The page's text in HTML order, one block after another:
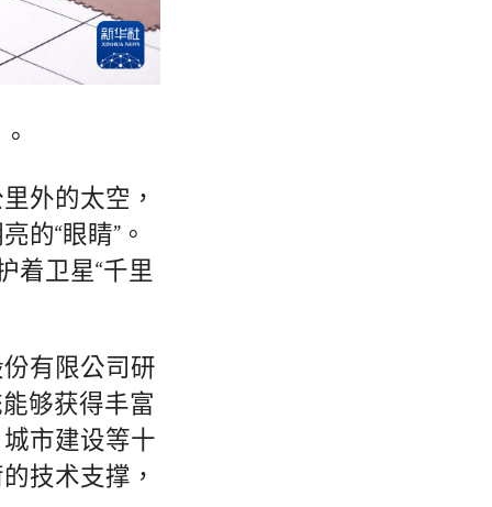
外的太空，
的“眼睛”。
着卫星“千里
有限公司研
够获得丰富
市建设等十
技术支撑，